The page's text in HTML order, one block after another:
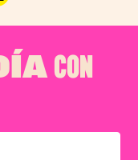
CON